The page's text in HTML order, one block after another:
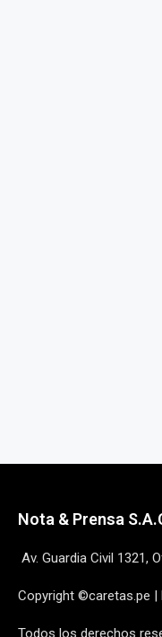
Nota & Prensa
Av. Guardia Civil 1321,
Copyright ©caretas.pe |
Todos los derechos